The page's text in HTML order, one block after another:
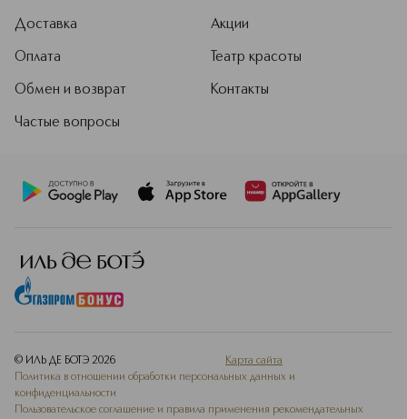
Доставка
Оплата
Обмен и возврат
Частые вопросы
Акции
Театр красоты
Контакты
© ИЛЬ ДЕ БОТЭ 2026
Карта сайта
Политика в отношении обработки персональных данных и
конфиденциальности
Пользовательское соглашение и правила применения рекомендательных